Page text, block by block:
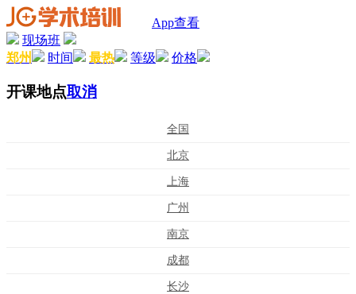
App查看
现场班
郑州
时间 最热 等级 价格
开课地点取消
全国
北京
上海
广州
南京
成都
长沙